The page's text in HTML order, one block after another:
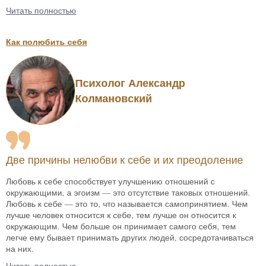
Читать полностью
Как полюбить себя
Психолог Александр
Колмановский
Две причины нелюбви к себе и их преодоление
Любовь к себе способствует улучшению отношений с
окружающими, а эгоизм — это отсутствие таковых отношений.
Любовь к себе — это то, что называется самопринятием. Чем
лучше человек относится к себе, тем лучше он относится к
окружающим. Чем больше он принимает самого себя, тем
легче ему бывает принимать других людей, сосредотачиваться
на них.